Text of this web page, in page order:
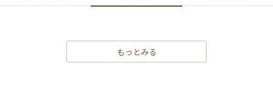
もっとみる